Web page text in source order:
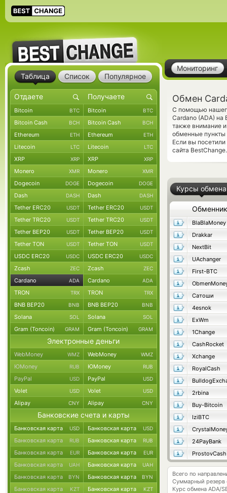
Мониторинг
Обмен
С помощью
Cardano (ADA) на
также внимание
обменные пункты
Если вы
сайта
Курсы обмена
Обменник
BlaBlaMoney
Drakkar
NextBit
UAchanger
First-BTC
Сатоши
4esnok
ExWm
1Change
CashRocket
Xchange
RoyalCash
2rbina
Buy-Bitcoin
IziBTC
24PayBank
ProstovCash
Всего по
Суммарный резерв
Курс обмена ADA/
Таблица Список Популярное
Bitcoin BTC Bitcoin BTC
Bitcoin Cash BCH Bitcoin Cash BCH
Ethereum ETH Ethereum ETH
Litecoin LTC Litecoin LTC
XRP XRP XRP XRP
Monero XMR Monero XMR
Dogecoin DOGE Dogecoin DOGE
Dash DASH Dash DASH
Tether ERC20 USDT Tether ERC20 USDT
Tether TRC20 USDT Tether TRC20 USDT
Tether BEP20 USDT Tether BEP20 USDT
Tether TON USDT Tether TON USDT
USDC ERC20 USDC USDC ERC20 USDC
Zcash ZEC Zcash ZEC
Cardano ADA Cardano ADA
TRON TRX TRON TRX
BNB BEP20 BNB BNB BEP20 BNB
Solana SOL Solana SOL
Gram (Toncoin) GRAM Gram (Toncoin) GRAM
Электронные деньги
WebMoney WMZ WebMoney WMZ
ЮMoney RUB ЮMoney RUB
PayPal USD PayPal USD
Volet USD Volet USD
Alipay CNY Alipay CNY
Банковские счета и карты
Банковская карта USD Банковская карта USD
Банковская карта RUB Банковская карта RUB
Банковская карта EUR Банковская карта EUR
Банковская карта UAH Банковская карта UAH
Банковская карта BYN Банковская карта BYN
Банковская карта KZT Банковская карта KZT